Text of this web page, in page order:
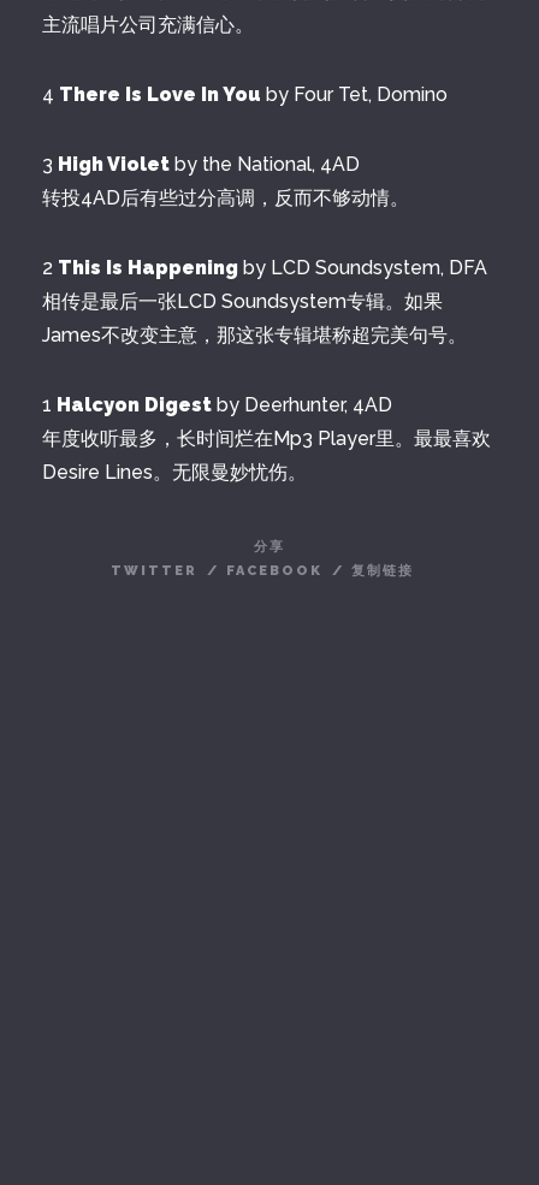
主流唱片公司充满信心。
4 There Is Love In You by Four Tet, Domino
3 High Violet by the National, 4AD
转投4AD后有些过分高调，反而不够动情。
2 This Is Happening by LCD Soundsystem, DFA
相传是最后一张LCD Soundsystem专辑。如果
James不改变主意，那这张专辑堪称超完美句号。
1 Halcyon Digest by Deerhunter, 4AD
年度收听最多，长时间烂在Mp3 Player里。最最喜欢
Desire Lines。无限曼妙忧伤。
分享
TWITTER
/ FACEBOOK / 复制链接